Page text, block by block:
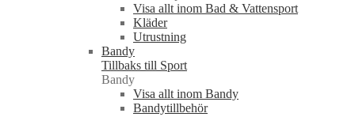
Visa allt inom Bad & Vattensport
Kläder
Utrustning
Bandy
Tillbaks till Sport
Bandy
Visa allt inom Bandy
Bandytillbehör